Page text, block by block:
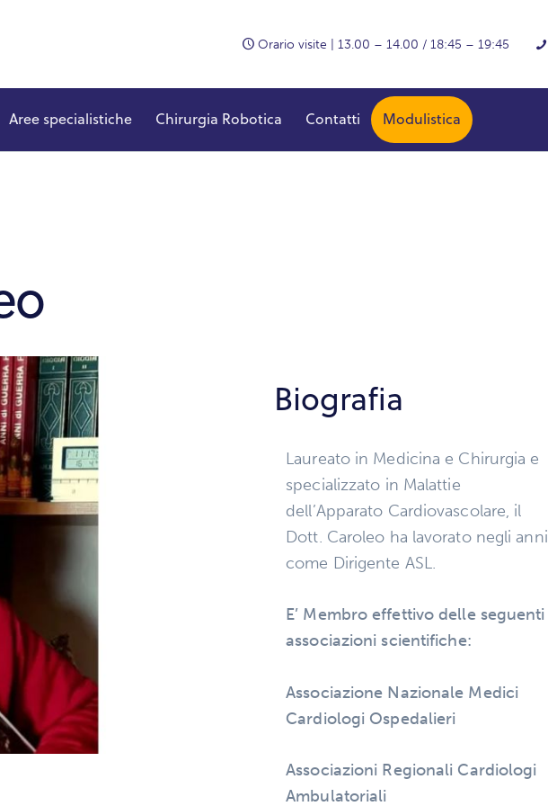
Orario visite | 13.00 – 14.00 / 18:45 – 19:45
Aree specialistiche Chirurgia Robotica Contatti Modulistica
Biografia
Laureato in Medicina e Chirurgia e
specializzato in Malattie
dell’Apparato Cardiovascolare, il
Dott. Caroleo ha lavorato negli anni
come Dirigente ASL.
E’ Membro effettivo delle seguenti
associazioni scientifiche:
Associazione Nazionale Medici
Cardiologi Ospedalieri
Associazioni Regionali Cardiologi
Ambulatoriali